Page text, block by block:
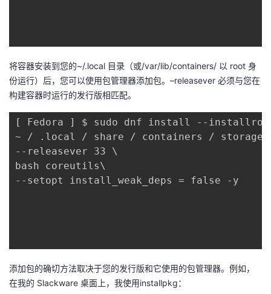
将容器安装到您的~/.local 目录（或/var/lib/containers/ 以 root 身
份运行）后，您可以使用包管理器添加包。–releasever 必须与您在
构建容器时运行的发行版相匹配。
[ Fedora ] $ sudo dnf install --
~ / .local / share / containers / storage /
--releasever 33 \
bash coreutils\
--setopt install_weak_deps = false -y
添加包的确切方法取决于您的发行版和它使用的包管理器。例如，
在我的 Slackware 桌面上，我使用installpkg：